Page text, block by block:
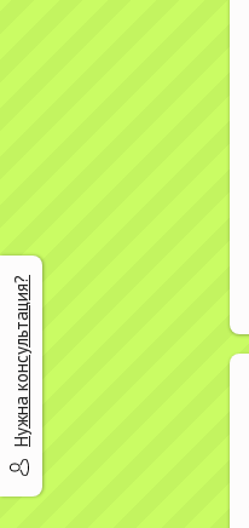
Нужна консультация?